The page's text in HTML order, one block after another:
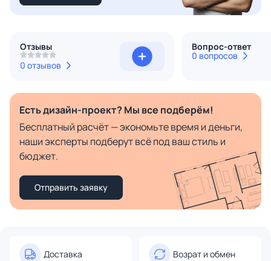
Отзывы
0 отзывов
Вопрос-ответ
0 вопросов
Есть дизайн-проект? Мы все подберём!
Бесплатный расчёт — экономьте время и деньги,
наши эксперты подберут всё под ваш стиль и
бюджет.
Отправить заявку
Доставка Возрат и обмен